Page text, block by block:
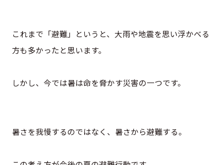
これまで「避難」というと、大雨や地震を思い浮かべる
方も多かったと思います。
しかし、今では暑は命を脅かす災害の一つです。
暑さを我慢するのではなく、暑さから避難する。